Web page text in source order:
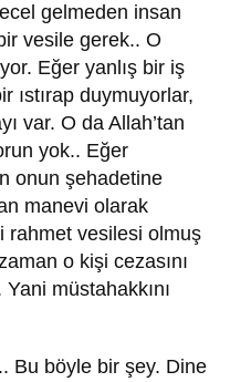
gelmeden insan
vesile gerek.. O
Eğer yanlış bir iş
ıstırap duymuyorlar,
var. O da Allah’tan
yok.. Eğer
onun şehadetine
manevi olarak
rahmet vesilesi olmuş
o kişi cezasını
müstahakkını
Bu böyle bir şey. Dine